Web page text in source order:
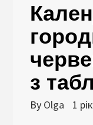
з
By Olga 1